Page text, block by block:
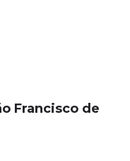
Francisco de